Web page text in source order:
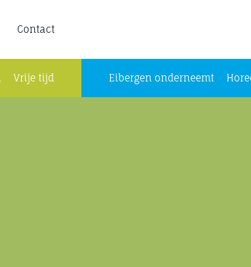
Contact
Vrije tijd Eibergen onderneemt